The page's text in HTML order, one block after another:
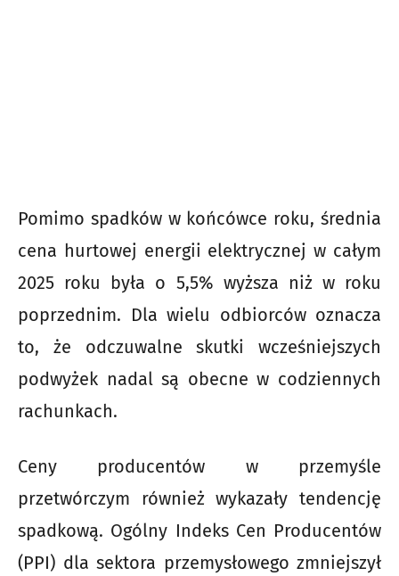
Pomimo spadków w końcówce roku, średnia
cena hurtowej energii elektrycznej w całym
2025 roku była o 5,5% wyższa niż w roku
poprzednim. Dla wielu odbiorców oznacza
to, że odczuwalne skutki wcześniejszych
podwyżek nadal są obecne w codziennych
rachunkach.
Ceny producentów w przemyśle
przetwórczym również wykazały tendencję
spadkową. Ogólny Indeks Cen Producentów
(PPI) dla sektora przemysłowego zmniejszył